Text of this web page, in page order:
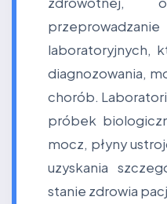
laboratoryjnych,
diagnozowania,
chorób.
próbek
mocz, płyny
uzyskania
stanie zdrowia